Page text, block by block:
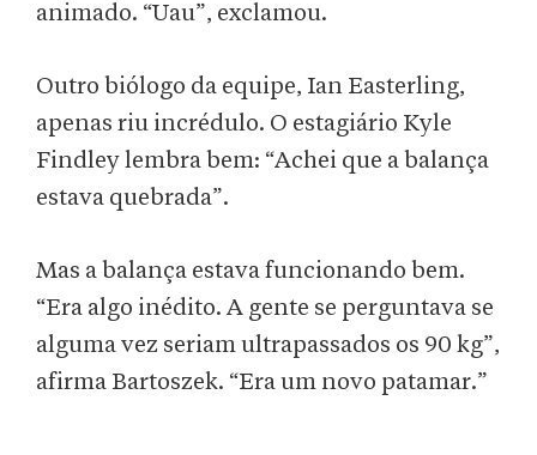
animado. “Uau”, exclamou.
Outro biólogo da equipe, Ian Easterling,
apenas riu incrédulo. O estagiário Kyle
Findley lembra bem: “Achei que a balança
estava quebrada”.
Mas a balança estava funcionando bem.
“Era algo inédito. A gente se perguntava se
alguma vez seriam ultrapassados os 90 kg”,
afirma Bartoszek. “Era um novo patamar.”